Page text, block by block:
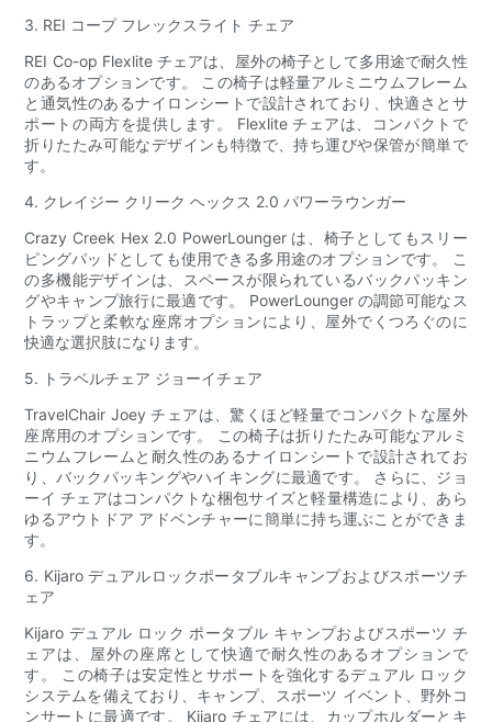
3. REI コープ フレックスライト チェア
REI Co-op Flexlite チェアは、屋外の椅子として多用途で耐久性
のあるオプションです。 この椅子は軽量アルミニウムフレーム
と通気性のあるナイロンシートで設計されており、快適さとサ
ポートの両方を提供します。 Flexlite チェアは、コンパクトで
折りたたみ可能なデザインも特徴で、持ち運びや保管が簡単で
す。
4. クレイジー クリーク ヘックス 2.0 パワーラウンガー
Crazy Creek Hex 2.0 PowerLounger は、椅子としてもスリー
ピングパッドとしても使用できる多用途のオプションです。 こ
の多機能デザインは、スペースが限られているバックパッキン
グやキャンプ旅行に最適です。 PowerLounger の調節可能なス
トラップと柔軟な座席オプションにより、屋外でくつろぐのに
快適な選択肢になります。
5. トラベルチェア ジョーイチェア
TravelChair Joey チェアは、驚くほど軽量でコンパクトな屋外
座席用のオプションです。 この椅子は折りたたみ可能なアルミ
ニウムフレームと耐久性のあるナイロンシートで設計されてお
り、バックパッキングやハイキングに最適です。 さらに、ジョ
ーイ チェアはコンパクトな梱包サイズと軽量構造により、あら
ゆるアウトドア アドベンチャーに簡単に持ち運ぶことができま
す。
6. Kijaro デュアルロックポータブルキャンプおよびスポーツチ
ェア
Kijaro デュアル ロック ポータブル キャンプおよびスポーツ チ
ェアは、屋外の座席として快適で耐久性のあるオプションで
す。 この椅子は安定性とサポートを強化するデュアル ロック
システムを備えており、キャンプ、スポーツ イベント、野外コ
ンサートに最適です。 Kijaro チェアには、カップホルダーとキ